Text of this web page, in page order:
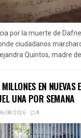
por la muerte de
ciudadanos
Quintos, madre de
EN NUEVAS
UNA POR SEMANA
08/2026 0